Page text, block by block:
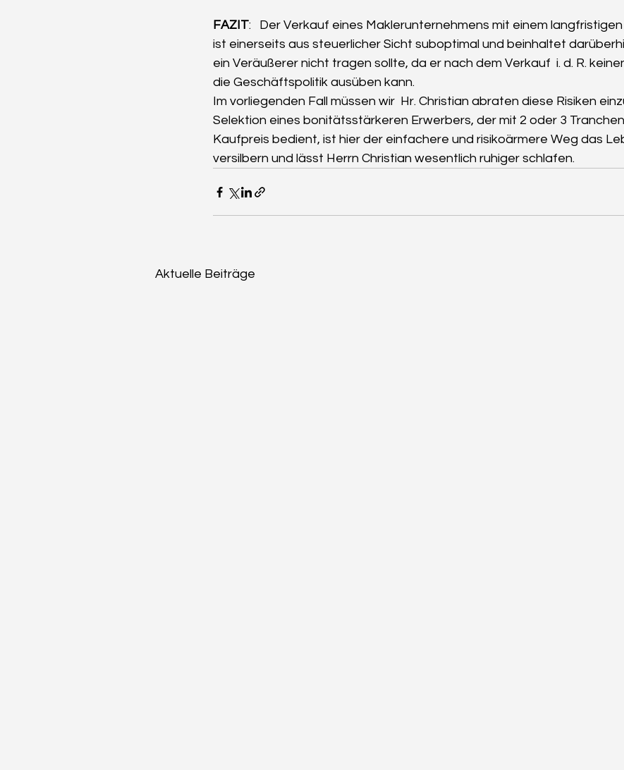
FAZIT:   Der Verkauf eines Maklerunternehmens mit einem
ist einerseits aus steuerlicher Sicht suboptimal und beinhaltet
ein Veräußerer nicht tragen sollte, da er nach dem Verkauf  i. d. R.
die Geschäftspolitik ausüben kann.
Im vorliegenden Fall müssen wir  Hr. Christian abraten diese Risiken
Selektion eines bonitätsstärkeren Erwerbers, der mit 2 oder 3
Kaufpreis bedient, ist hier der einfachere und risikoärmere Weg das
versilbern und lässt Herrn Christian wesentlich ruhiger schlafen.
Aktuelle Beiträge